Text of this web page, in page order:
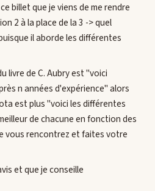
billet que je viens de me rendre
2 à la place de la 3 -> quel
il aborde les différentes
livre de C. Aubry est "voici
n années d'expérience" alors
est plus "voici les différentes
de chacune en fonction des
vous rencontrez et faites votre
et que je conseille